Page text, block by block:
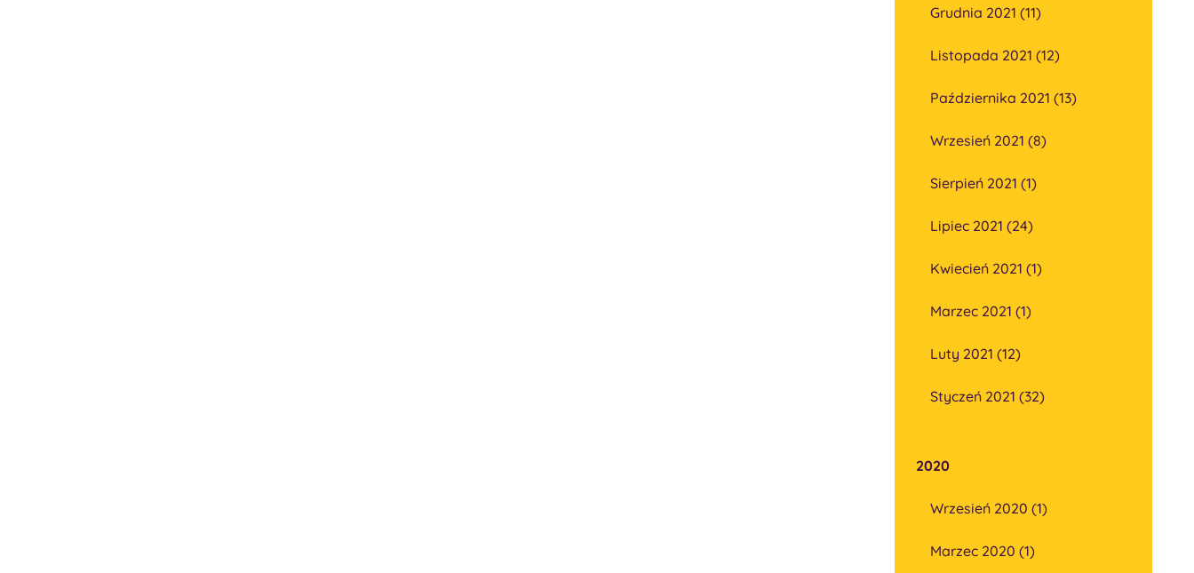
Grudnia 2021 (11)
Listopada 2021 (12)
Października 2021 (13)
Wrzesień 2021 (8)
Sierpień 2021 (1)
Lipiec 2021 (24)
Kwiecień 2021 (1)
Marzec 2021 (1)
Luty 2021 (12)
Styczeń 2021 (32)
2020
Wrzesień 2020 (1)
Marzec 2020 (1)